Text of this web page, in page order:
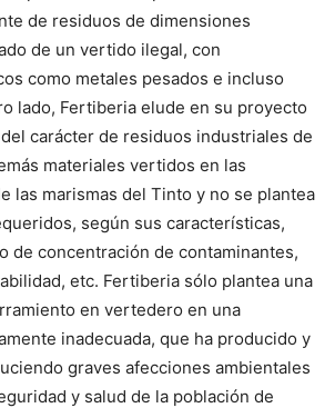
de residuos de dimensiones
de un vertido ilegal, con
como metales pesados e incluso
lado, Fertiberia elude en su proyecto
carácter de residuos industriales de
materiales vertidos en las
las marismas del Tinto y no se plantea
según sus características,
de concentración de contaminantes,
etc. Fertiberia sólo plantea una
en vertedero en una
inadecuada, que ha producido y
graves afecciones ambientales
y salud de la población de